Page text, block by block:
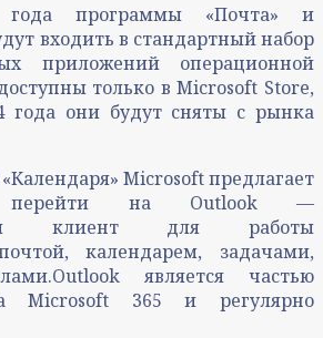
программы «Почта» и
входить в стандартный набор
приложений операционной
только в Microsoft Store,
года они будут сняты с рынка
Microsoft предлагает
перейти на Outlook —
клиент для работы
календарем, задачами,
является частью
Microsoft 365 и регулярно